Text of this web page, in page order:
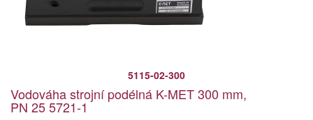
5115-02-300
Vodováha strojní podélná K-MET 300 mm,
PN 25 5721-1